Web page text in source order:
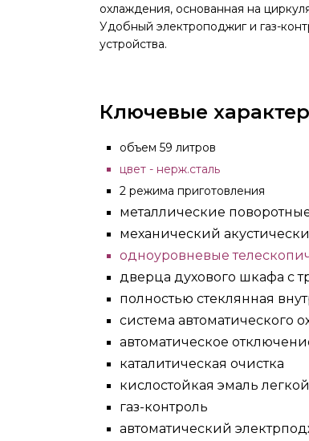
охлаждения, основанная на
Удобный электроподжиг и газ-
устройства.
Ключевые
объем 59 литров
цвет - нерж.сталь
2 режима приготовления
металлические
механический
одноуровневые
дверца духового шкафа с
полностью стеклянная
система автоматического
автоматическое
каталитическая очистка
кислостойкая эмаль
газ-контроль
автоматический